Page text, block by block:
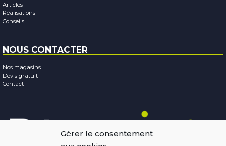
Gérer le consentement
Articles
Réalisations
Conseils
NOUS CONTACTER
Nos magasins
Devis gratuit
Contact